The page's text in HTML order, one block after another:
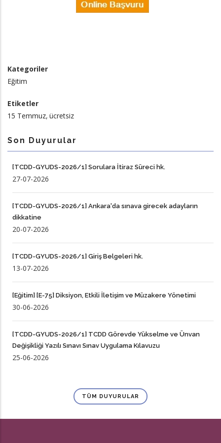
Kategoriler
Eğitim
Etiketler
15 Temmuz ücretsiz
Son Duyurular
[TCDD-GYUDS-2026/1] Sorulara İtiraz Süreci hk.
27-07-2026
[TCDD-GYUDS-2026/1] Ankara'da sınava girecek adayların
dikkatine
20-07-2026
[TCDD-GYUDS-2026/1] Giriş Belgeleri hk.
13-07-2026
[Eğitim] [E-75] Diksiyon, Etkili İletişim ve Müzakere Yönetimi
30-06-2026
[TCDD-GYUDS-2026/1] TCDD Görevde Yükselme ve Ünvan
Değişikliği Yazılı Sınavı Sınav Uygulama Kılavuzu
25-06-2026
TÜM DUYURULAR